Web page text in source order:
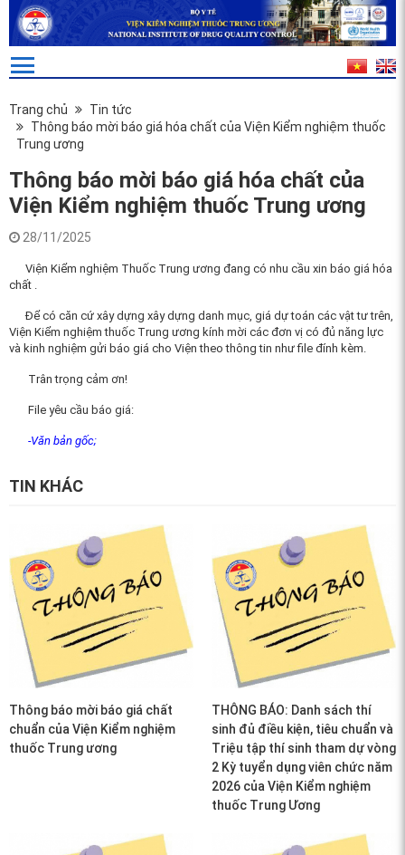
Trang chủ
Tin tức
Thông báo mời báo giá hóa chất của Viện Kiểm nghiệm thuốc
Trung ương
Thông báo mời báo giá hóa chất của
Viện Kiểm nghiệm thuốc Trung ương
28/11/2025
Viện Kiểm nghiệm Thuốc Trung ương đang có nhu cầu xin báo giá hóa
chất .
Để có căn cứ xây dựng xây dựng danh mục, giá dự toán các vật tư trên,
Viện Kiểm nghiệm thuốc Trung ương kính mời các đơn vị có đủ năng lực
và kinh nghiệm gửi báo giá cho Viện theo thông tin như file đính kèm.
Trân trọng cảm ơn!
File yêu cầu báo giá:
-Văn bản gốc;
TIN KHÁC
Thông báo mời báo giá chất
chuẩn của Viện Kiểm nghiệm
thuốc Trung ương
THÔNG BÁO: Danh sách thí
sinh đủ điều kiện, tiêu chuẩn và
Triệu tập thí sinh tham dự vòng
2 Kỳ tuyển dụng viên chức năm
2026 của Viện Kiểm nghiệm
thuốc Trung Ương